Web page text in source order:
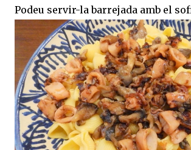
Podeu servir-la barrejada amb el